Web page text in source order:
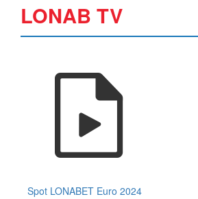
LONAB TV
Spot LONABET Euro 2024